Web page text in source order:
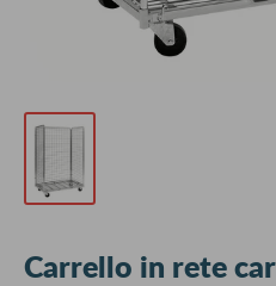
Carrello in rete